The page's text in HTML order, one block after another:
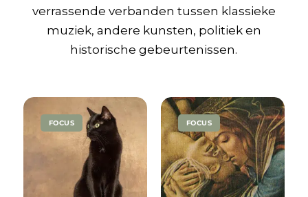
verrassende verbanden tussen klassieke
muziek, andere kunsten, politiek en
historische gebeurtenissen.
FOCUS FOCUS